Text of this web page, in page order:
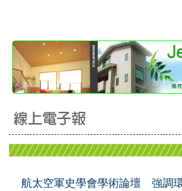
航太空軍史學會學術論壇 強調